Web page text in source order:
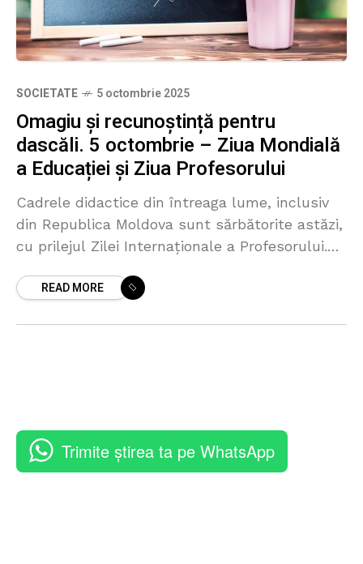
SOCIETATE 5 octombrie 2025
Omagiu și recunoștință pentru
dascăli. 5 octombrie – Ziua Mondială
a Educației și Ziua Profesorului
Cadrele didactice din întreaga lume, inclusiv
din Republica Moldova sunt sărbătorite astăzi,
cu prilejul Zilei Internaționale a Profesorului.
școli și universități, aduce în prim-plan
READ MORE
Trimite știrea ta pe WhatsApp